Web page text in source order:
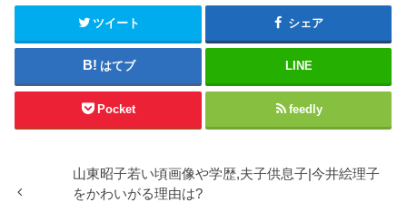
ン
ド
ウ
で
開
き
ま
す
)
ツイート シェア
はてブ LINE
Pocket feedly
山東昭子若い頃画像や学歴,夫子供息子|今井絵理子
をかわいがる理由は?